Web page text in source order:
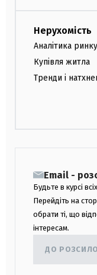
Нерухомість
Аналітика ринку
Купівля житла
Тренди і
Email -
Будьте в курсі
Перейдіть на
обрати ті, що
інтересам.
ДО